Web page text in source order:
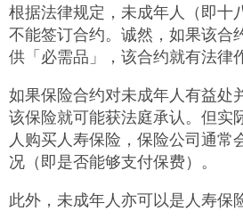
根据法律规定，未成年人（即十
不能签订合约。诚然，如果该合
供「必需品」，该合约就有法律
如果保险合约对未成年人有益处
该保险就可能获法庭承认。但实
人购买人寿保险，保险公司通常
况（即是否能够支付保费）。
此外，未成年人亦可以是人寿保